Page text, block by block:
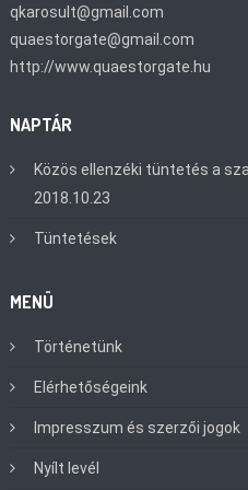
qkarosult@gmail.com
quaestorgate@gmail.com
http://www.quaestorgate.hu
NAPTÁR
Közös ellenzéki tüntetés a
2018.10.23
Tüntetések
MENÜ
Történetünk
Elérhetőségeink
Impresszum és szerzői jogok
Nyílt levél